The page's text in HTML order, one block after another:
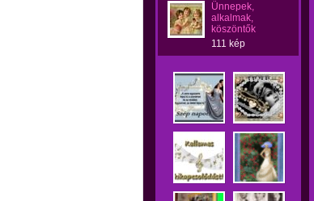
Ünnepek,
alkalmak,
köszöntők
111 kép